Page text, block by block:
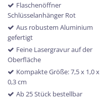
Flaschenöffner
Schlüsselanhänger Rot
Aus robustem Aluminium
gefertigt
Feine Lasergravur auf der
Oberfläche
Kompakte Größe: 7,5 x 1,0 x
0,3 cm
Ab 25 Stück bestellbar